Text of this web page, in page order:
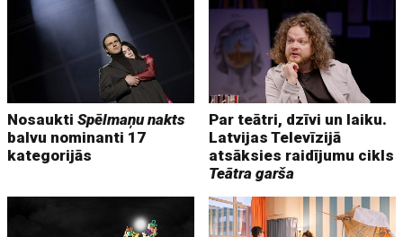
NosauktiSpēlmaņu nakts
balvu nominanti 17
kategorijās
Par teātri, dzīvi un laiku.
Latvijas Televīzijā
atsāksies raidījumu cikls
Teātra garša